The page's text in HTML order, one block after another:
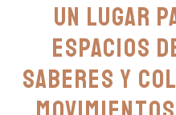
Un lugar
espacios
saberes y